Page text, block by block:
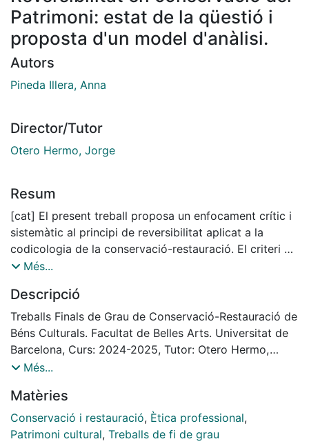
Patrimoni: estat de la qüestió i
proposta d'un model d'anàlisi.
Autors
Pineda Illera, Anna
Director/Tutor
Otero Hermo, Jorge
Resum
[cat] El present treball proposa un enfocament crític i
sistemàtic al principi de reversibilitat aplicat a la
codicologia de la conservació-restauració. El criteri de
reversibilitat roman, des del moment de la seva
definit oficialment per cap institució. Això ha
donat lloc a multitud d'estudis i interpretacions sobre
la qüestió. La literatura evidencia les dificultats
per arribar a un acord no només de cara a la
interpretació d’ un criteri tan abstracte sinó també de
ciències naturals i socials juga un paper
especialment rellevant en l'àmbit de la conservació-
restauració del patrimoni cultural i entra en
Més...
Descripció
Treballs Finals de Grau de Conservació-Restauració de
Béns Culturals. Facultat de Belles Arts. Universitat de
Barcelona, Curs: 2024-2025, Tutor: Otero Hermo,
Jorge
Més...
Matèries
Conservació i restauració, Ètica professional,
Patrimoni cultural, Treballs de fi de grau